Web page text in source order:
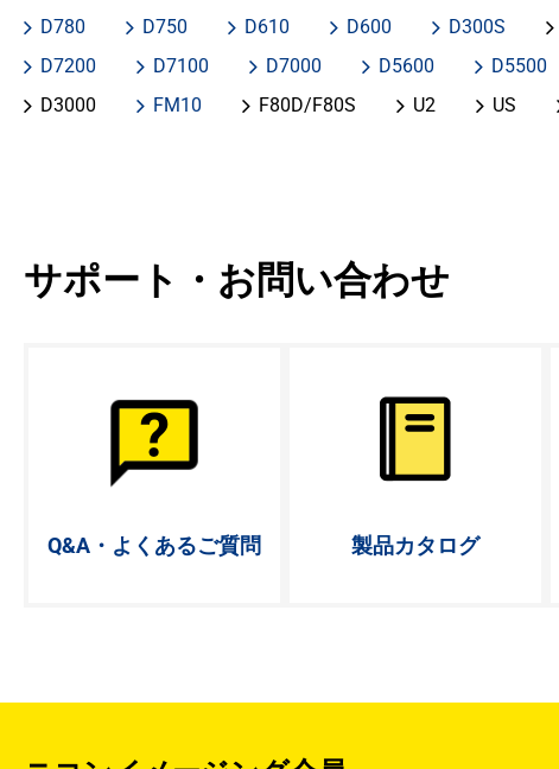
D780 D750 D610 D600 D300S
D7200
D7100 D7000 D5600 D5500
D3000
FM10 F80D/F80S U2 US
サポート・お問い合わせ
Q&A・よく あるご質問 製品カタログ